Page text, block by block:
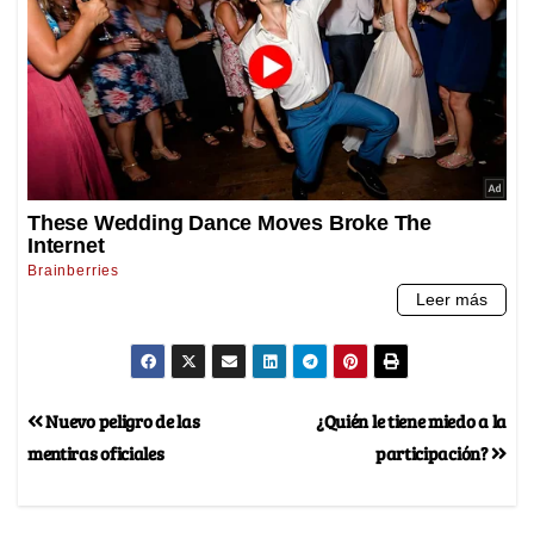
¿Quién le tiene miedo a la
participación?
Nuevo peligro de las
mentiras oficiales